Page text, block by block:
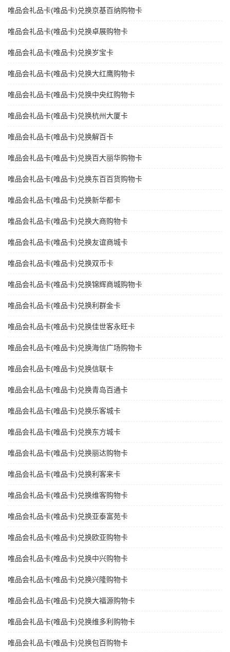
唯品会礼品卡(唯品卡)兑换京基百纳购物卡
唯品会礼品卡(唯品卡)兑换卓展购物卡
唯品会礼品卡(唯品卡)兑换岁宝卡
唯品会礼品卡(唯品卡)兑换大红鹰购物卡
唯品会礼品卡(唯品卡)兑换中央红购物卡
唯品会礼品卡(唯品卡)兑换杭州大厦卡
唯品会礼品卡(唯品卡)兑换解百卡
唯品会礼品卡(唯品卡)兑换百大丽华购物卡
唯品会礼品卡(唯品卡)兑换东百百货购物卡
唯品会礼品卡(唯品卡)兑换新华都卡
唯品会礼品卡(唯品卡)兑换大商购物卡
唯品会礼品卡(唯品卡)兑换友谊商城卡
唯品会礼品卡(唯品卡)兑换双币卡
唯品会礼品卡(唯品卡)兑换锦辉商城购物卡
唯品会礼品卡(唯品卡)兑换利群金卡
唯品会礼品卡(唯品卡)兑换佳世客永旺卡
唯品会礼品卡(唯品卡)兑换海信广场购物卡
唯品会礼品卡(唯品卡)兑换信联卡
唯品会礼品卡(唯品卡)兑换青岛百通卡
唯品会礼品卡(唯品卡)兑换乐客城卡
唯品会礼品卡(唯品卡)兑换东方城卡
唯品会礼品卡(唯品卡)兑换丽达购物卡
唯品会礼品卡(唯品卡)兑换利客来卡
唯品会礼品卡(唯品卡)兑换维客购物卡
唯品会礼品卡(唯品卡)兑换亚泰富苑卡
唯品会礼品卡(唯品卡)兑换欧亚购物卡
唯品会礼品卡(唯品卡)兑换中兴购物卡
唯品会礼品卡(唯品卡)兑换兴隆购物卡
唯品会礼品卡(唯品卡)兑换大福源购物卡
唯品会礼品卡(唯品卡)兑换维多利购物卡
唯品会礼品卡(唯品卡)兑换包百购物卡